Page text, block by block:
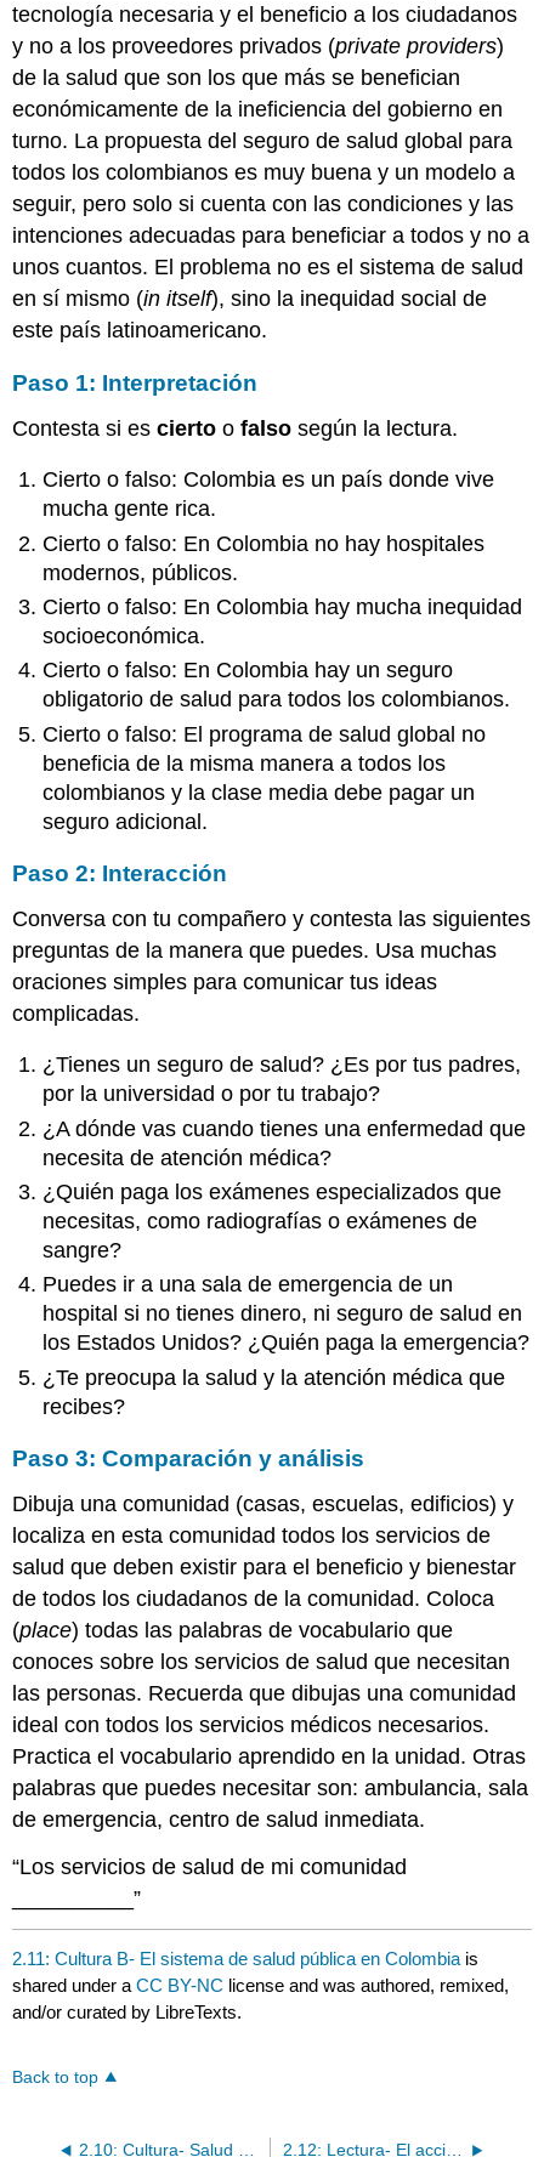
tecnología necesaria y el beneficio a los ciudadanos
y no a los proveedores privados (private providers)
de la salud que son los que más se benefician
económicamente de la ineficiencia del gobierno en
turno. La propuesta del seguro de salud global para
todos los colombianos es muy buena y un modelo a
seguir, pero solo si cuenta con las condiciones y las
intenciones adecuadas para beneficiar a todos y no a
unos cuantos. El problema no es el sistema de salud
en sí mismo (in itself), sino la inequidad social de
este país latinoamericano.
Paso 1: Interpretación
Contesta si escierto ofalso según la lectura.
Cierto o falso: Colombia es un país donde vive
mucha gente rica.
Cierto o falso: En Colombia no hay hospitales
modernos, públicos.
Cierto o falso: En Colombia hay mucha inequidad
socioeconómica.
Cierto o falso: En Colombia hay un seguro
obligatorio de salud para todos los colombianos.
Cierto o falso: El programa de salud global no
beneficia de la misma manera a todos los
colombianos y la clase media debe pagar un
seguro adicional.
Paso 2: Interacción
Conversa con tu compañero y contesta las siguientes
preguntas de la manera que puedes. Usa muchas
oraciones simples para comunicar tus ideas
complicadas.
¿Tienes un seguro de salud? ¿Es por tus padres,
por la universidad o por tu trabajo?
¿A dónde vas cuando tienes una enfermedad que
necesita de atención médica?
¿Quién paga los exámenes especializados que
necesitas, como radiografías o exámenes de
sangre?
Puedes ir a una sala de emergencia de un
hospital si no tienes dinero, ni seguro de salud en
los Estados Unidos? ¿Quién paga la emergencia?
¿Te preocupa la salud y la atención médica que
recibes?
Paso 3: Comparación y análisis
Dibuja una comunidad (casas, escuelas, edificios) y
localiza en esta comunidad todos los servicios de
salud que deben existir para el beneficio y bienestar
de todos los ciudadanos de la comunidad. Coloca
(place) todas las palabras de vocabulario que
conoces sobre los servicios de salud que necesitan
las personas. Recuerda que dibujas una comunidad
ideal con todos los servicios médicos necesarios.
Practica el vocabulario aprendido en la unidad. Otras
palabras que puedes necesitar son: ambulancia, sala
de emergencia, centro de salud inmediata.
“Los servicios de salud de mi comunidad
__________”
2.11: Cultura B- El sistema de salud pública en Colombia is
shared under aCC BY-NC license and was authored, remixed,
and/or curated by LibreTexts.
Back to top
2.10: Cultura- Salud y medicina en el mundo hispano 2.12: Lectura- El accidente